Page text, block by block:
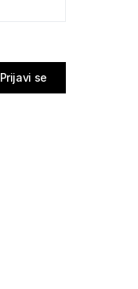
Prijavi se